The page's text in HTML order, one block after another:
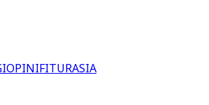
OPINIFITURASIA